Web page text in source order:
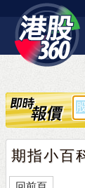
期指小百